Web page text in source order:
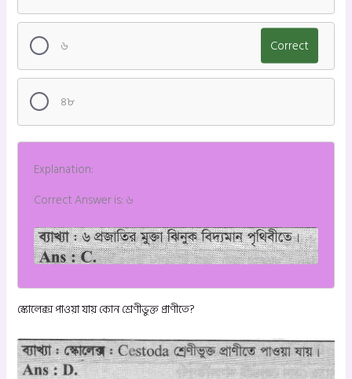
৬ Correct
৪৮
Explanation:
Correct Answer is: ৬
স্কোলেক্স পাওয়া যায় কোন শ্রেণীভুক্ত প্রাণীতে?